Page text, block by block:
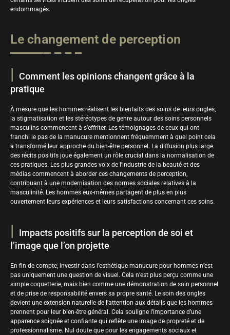
endommagés.
Le changement de perception
Comment les opinions changent grâce à la
pratique
À mesure que les hommes réalisent les bienfaits des soins de leurs ongles,
la stigmatisation et les stéréotypes de genre autour des soins personnels
masculins commencent à s’effriter. Les témoignages de ceux qui ont
franchi le pas de la manucure mentionnent fréquemment à quel point cela
a transformé leur approche du bien-être personnel. La diffusion plus large
des récits positifs joue également un rôle crucial dans la normalisation de
ces pratiques. Les plus grandes voix de l’industrie de la beauté et des
médias commencent à aborder ces changements de perception,
contribuant à une modernisation des normes sociales relatives à la
masculinité. Les hommes eux-mêmes partagent de plus en plus
ouvertement leurs expériences et leurs satisfactions concernant ces soins.
Impacts positifs sur la perception de soi et
l’image que l’on projette
En fin de compte, investir dans l’esthétique manucure pour hommes n’est
pas uniquement une question de visuel. Cela n’est plus perçu comme une
simple coquetterie, mais bien comme une démonstration de soin personnel
et de prise de responsabilité envers sa propre santé. Le soin des ongles
devient une extension naturelle de l’attention aux détails que les hommes
prennent pour leur bien-être général. Cela souligne l’importance d’une
apparence soignée et confiante qui reflète une image de propreté et de
professionnalisme. Nul doute que pour les engagements sociaux et